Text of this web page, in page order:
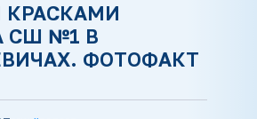
СШ №1 В
ФОТОФАКТ